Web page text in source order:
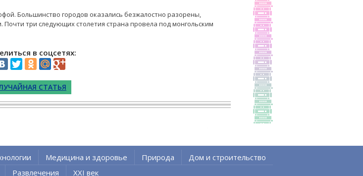
Большинство городов оказались безжалостно разорены,
Почти три следующих столетия страна провела под монгольским
в соцсетях:
СТАТЬЯ
Медицина и здоровье Природа
Дом и строительство
Развлечения XXI век